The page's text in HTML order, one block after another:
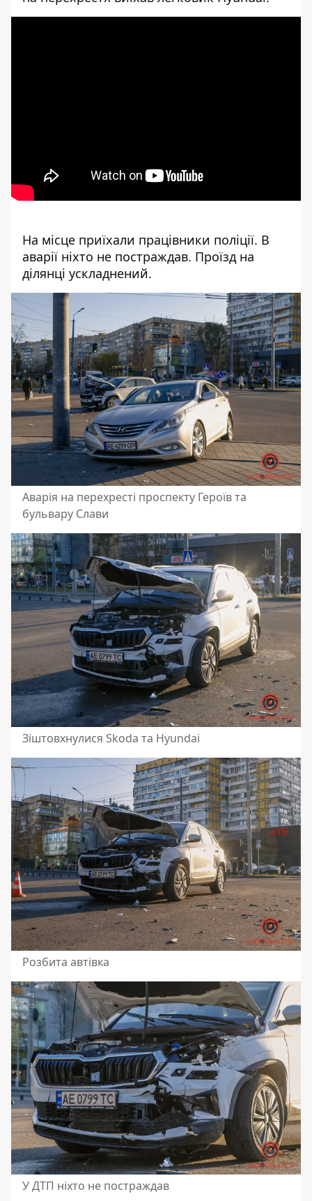
На місце приїхали працівники поліції. В
аварії ніхто не постраждав. Проїзд на
ділянці ускладнений.
Аварія на перехресті проспекту Героїв та
бульвару Слави
Зіштовхнулися Skoda та Hyundai
Розбита автівка
У ДТП ніхто не постраждав